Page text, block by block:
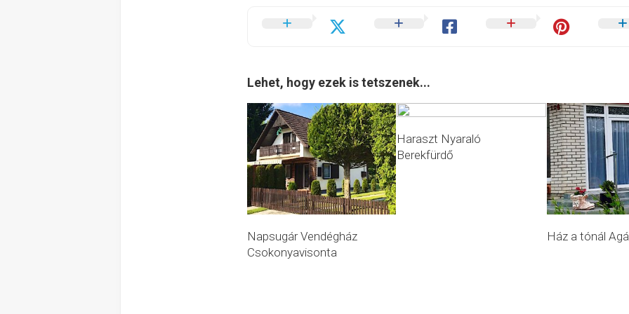
Lehet, hogy ezek is tetszenek...
Napsugár Vendégház
Csokonyavisonta
Haraszt Nyaraló
Berekfürdő
Ház a tónál